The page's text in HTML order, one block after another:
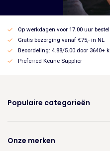
Op werkdagen voor 17.00 uur
Gratis bezorging vanaf €75,- in NL
Beoordeling: 4.88/5.00 door 3640+
Preferred Keune Supplier
Populaire categorieën
Onze merken